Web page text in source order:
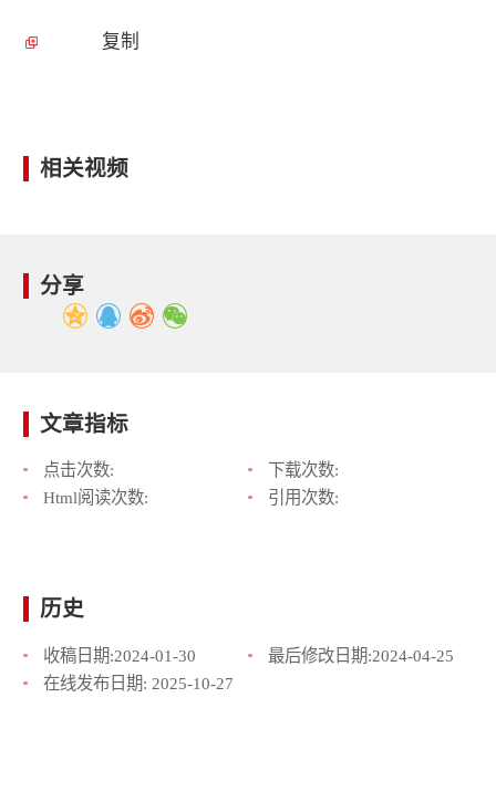
复制
相关视频
分享
文章指标
点击次数:
下载次数:
Html阅读次数:
引用次数:
历史
收稿日期:2024-01-30 最后修改日期:2024-04-25
在线发布日期: 2025-10-27